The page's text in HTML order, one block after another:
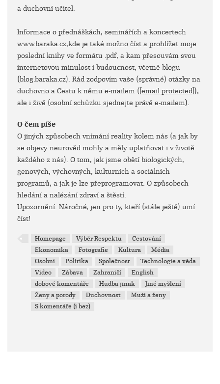
a duchovní učitel.
Informace o přednáškách, seminářích a koncertech
www.baraka.cz,kde je také možno číst a prohlížet moje
poslední knihy ve formátu .pdf, a kam přesouvám svou
internetovou minulost i budoucnost, včetně blogu
(blog.baraka.cz). Rád zodpovím vaše (správné) otázky na
duchovno a Cestu k němu e-mailem ([email protected]),
ale i živě (osobní schůzku sjednejte právě e-mailem).
O čem píše
O jiných způsobech vnímání reality kolem nás (a jak by
se objevy neurověd mohly a měly uplatňovat i v životě
každého z nás). O tom, jak jsme obětí biologických,
genových, výchovných, kulturních a sociálních
programů, a jak je lze přeprogramovat. O způsobech
hledání a nalézání zdraví a štěstí.
Upozornění: Náročné, jen pro ty, kteří (stále ještě) umí
číst!
Homepage Výběr Respektu
Cestování
Ekonomika
Fotografie Kultura
Média
Osobní
Politika Společnost
Technologie a věda
Video
Zábava Zahraničí
English
dobové komentáře
Hudba jinak
Jiné myšlení
Ženy a porody
Duchovnost
Muži a ženy
S komentáře (i bez)